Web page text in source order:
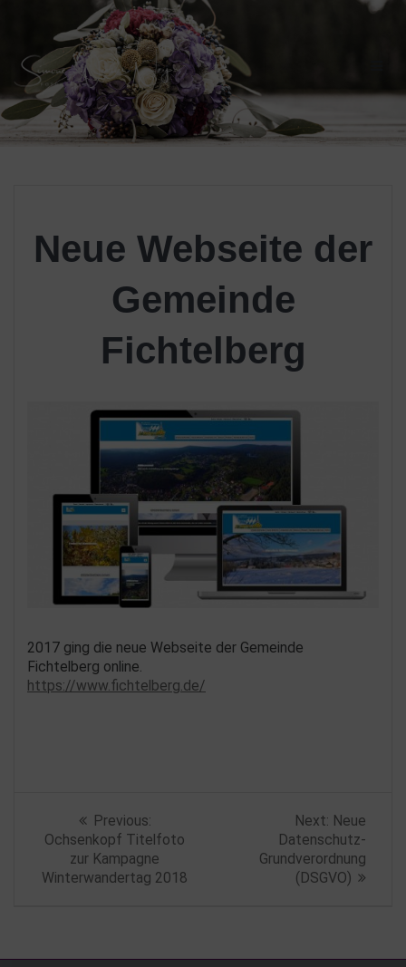
Skip
to
content
Neue Webseite der
Gemeinde
Fichtelberg
2017 ging die neue Webseite der Gemeinde
Fichtelberg online.
https://www.fichtelberg.de/
Beitragsnavigation
Previous:Previous
post:
Ochsenkopf Titelfoto
zur Kampagne
Winterwandertag 2018
Next: Next
post:
Neue
Datenschutz-
Grundverordnung
(DSGVO)